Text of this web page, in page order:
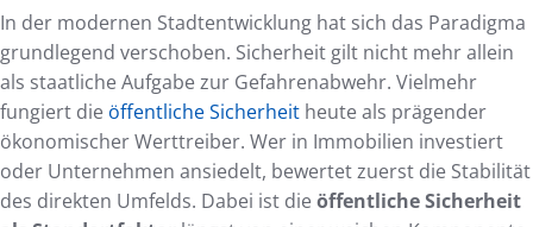
In der modernen Stadtentwicklung hat sich das Paradigma
grundlegend verschoben. Sicherheit gilt nicht mehr allein
als staatliche Aufgabe zur Gefahrenabwehr. Vielmehr
fungiert die öffentliche Sicherheit heute als prägender
ökonomischer Werttreiber. Wer in Immobilien investiert
oder Unternehmen ansiedelt, bewertet zuerst die Stabilität
des direkten Umfelds. Dabei ist dieöffentliche Sicherheit